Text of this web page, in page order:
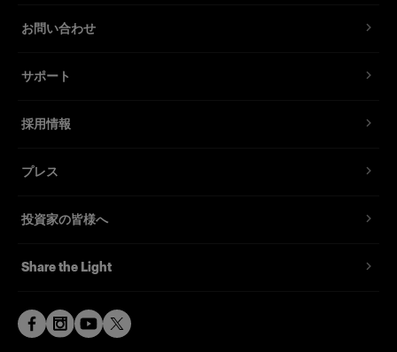
お問い合わせ
サポート
採用情報
プレス
投資家の皆様へ
Share the Light